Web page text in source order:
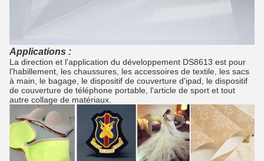
Applications :
La direction et l'application du développement DS8613 est pour
l'habillement, les chaussures, les accessoires de textile, les sacs
à main, le bagage, le dispositif de couverture d'ipad, le dispositif
de couverture de téléphone portable, l'article de sport et tout
autre collage de matériaux.